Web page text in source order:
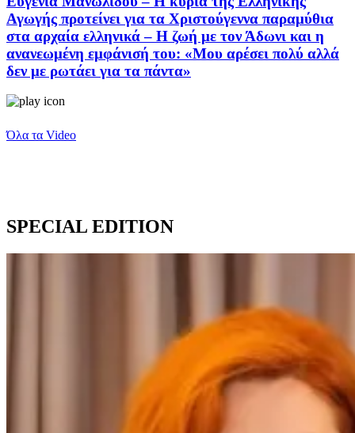
Αγωγής προτείνει για τα Χριστούγεννα παραμύθια
στα αρχαία ελληνικά – Η ζωή με τον Άδωνι και η
ανανεωμένη εμφάνισή του: «Μου αρέσει πολύ αλλά
δεν με ρωτάει για τα πάντα»
Όλα τα Video
SPECIAL EDITION